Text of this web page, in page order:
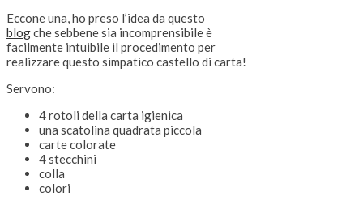
Eccone una, ho preso l’idea da questo
blogche sebbene sia incomprensibile è
facilmente intuibile il procedimento per
realizzare questo simpatico castello di carta!
Servono:
4 rotoli della carta igienica
una scatolina quadrata piccola
carte colorate
4 stecchini
colla
colori